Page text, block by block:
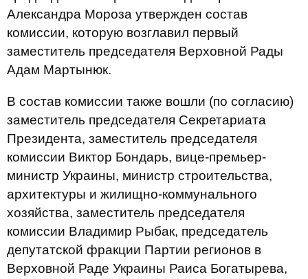
Александра Мороза утвержден состав
комиссии, которую возглавил первый
заместитель председателя Верховной Рады
Адам Мартынюк.
В состав комиссии также вошли (по согласию)
заместитель председателя Секретариата
Президента, заместитель председателя
комиссии Виктор Бондарь, вице-премьер-
министр Украины, министр строительства,
архитектуры и жилищно-коммунального
хозяйства, заместитель председателя
комиссии Владимир Рыбак, председатель
депутатской фракции Партии регионов в
Верховной Раде Украины Раиса Богатырева,